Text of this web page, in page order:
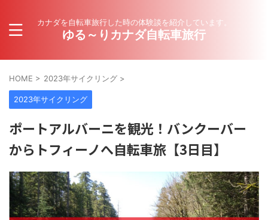
カナダを自転車旅行した時の体験談を紹介しています。
ゆる～りカナダ自転車旅行
HOME > 2023年サイクリング >
2023年サイクリング
ポートアルバーニを観光！バンクーバー
からトフィーノへ自転車旅【3日目】